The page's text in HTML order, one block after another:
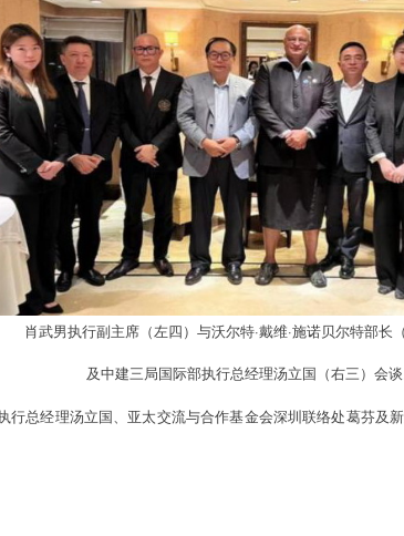
肖武男执行副主席（左四）与沃尔特·戴维·施诺贝尔特部长
及中建三局国际部执行总经理汤立国（右三）会谈
行总经理汤立国、亚太交流与合作基金会深圳联络处葛芬及